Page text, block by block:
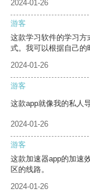
2024-01-26
游客
这款学习软件的学习
式。我可以根据自己的
2024-01-26
游客
这款app就像我的私人
2024-01-26
游客
这款加速器app的加速
区的线路。
2024-01-26